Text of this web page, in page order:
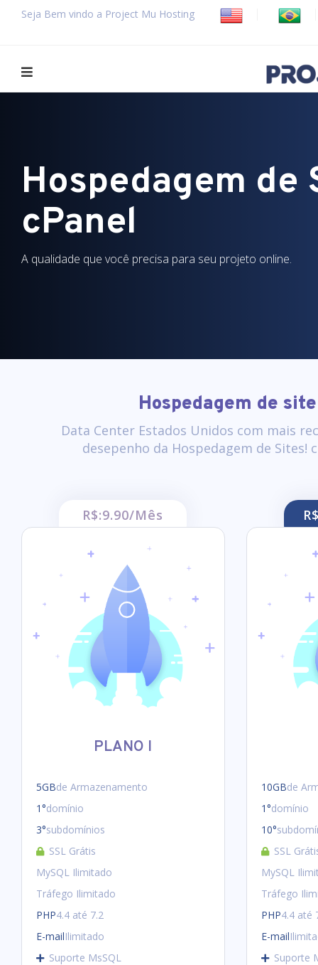
Seja Bem vindo a Project Mu Hosting
Hospedagem de
cPanel
A qualidade que você precisa para seu projeto online.
Hospedagem de
Data Center Estados Unidos com mais
desepenho da Hospedagem de Sites!
R$:9.90/Mês
PLANO I
5GBde Armazenamento
1°domínio
3°subdomínios
SSL Grátis
MySQL Ilimitado
Tráfego Ilimitado
PHP4.4 até 7.2
E-mailIlimitado
Suporte MsSQL
10GBde
1°domínio
10°
SSL
MySQL
Tráfego
PHP4.4 até
E-mail
Suporte